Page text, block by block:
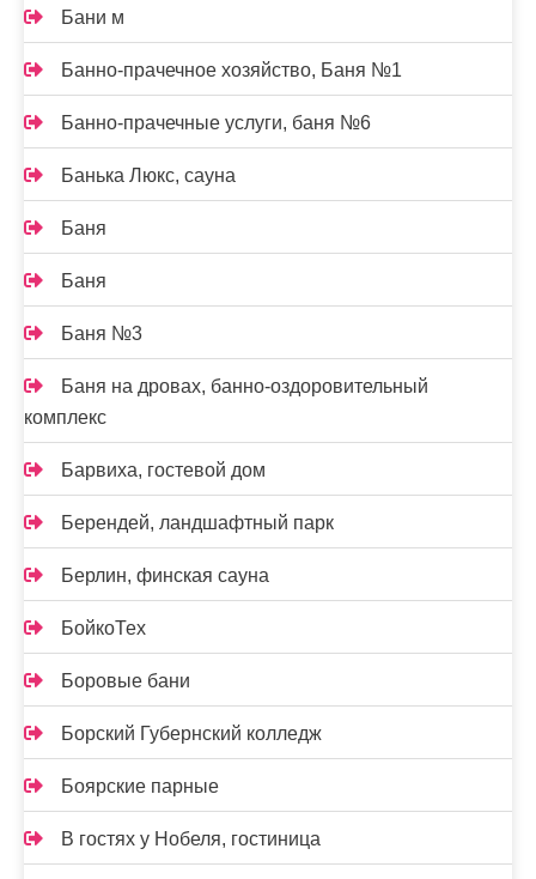
Бани м
Банно-прачечное хозяйство, Баня №1
Банно-прачечные услуги, баня №6
Банька Люкс, сауна
Баня
Баня
Баня №3
Баня на дровах, банно-оздоровительный
комплекс
Барвиха, гостевой дом
Берендей, ландшафтный парк
Берлин, финская сауна
БойкоТех
Боровые бани
Борский Губернский колледж
Боярские парные
В гостях у Нобеля, гостиница